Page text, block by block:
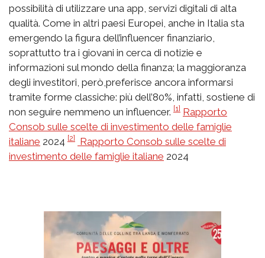
possibilità di utilizzare una app, servizi digitali di alta
qualità. Come in altri paesi Europei, anche in Italia sta
emergendo la figura dell’influencer finanziario,
soprattutto tra i giovani in cerca di notizie e
informazioni sul mondo della finanza; la maggioranza
degli investitori, però,preferisce ancora informarsi
tramite forme classiche: più dell’80%, infatti, sostiene di
non seguire nemmeno un influencer. [1] Rapporto
Consob sulle scelte di investimento delle famiglie
italiane 2024 [2]
Rapporto Consob sulle scelte di
investimento delle famiglie italiane 2024